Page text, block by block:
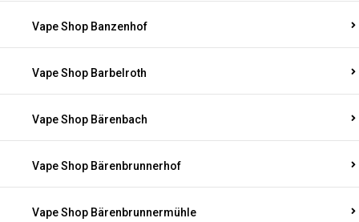
Vape Shop Banzenhof
Vape Shop Barbelroth
Vape Shop Bärenbach
Vape Shop Bärenbrunnerhof
Vape Shop Bärenbrunnermühle